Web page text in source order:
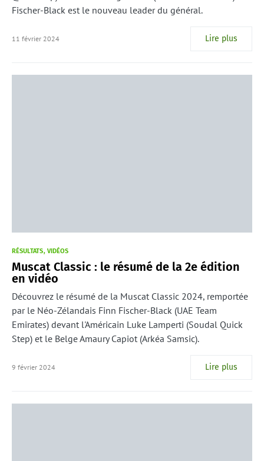
Fischer-Black est le nouveau leader du général.
11 février 2024 Lire plus
RÉSULTATS VIDÉOS
Muscat Classic : le résumé de la 2e édition
en vidéo
Découvrez le résumé de la Muscat Classic 2024, remportée
par le Néo-Zélandais Finn Fischer-Black (UAE Team
Emirates) devant l'Américain Luke Lamperti (Soudal Quick
Step) et le Belge Amaury Capiot (Arkéa Samsic).
9 février 2024 Lire plus